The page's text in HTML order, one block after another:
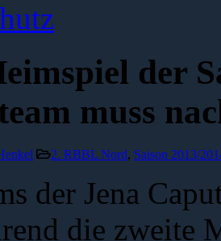
der
muss
2. RBBL Nord, Saison 2013/
der Jena
die zweite